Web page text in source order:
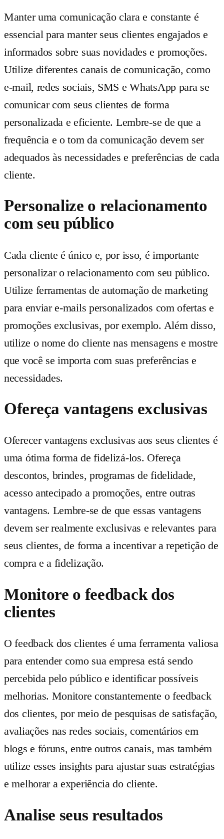
Manter uma comunicação clara e constante é
essencial para manter seus clientes engajados e
informados sobre suas novidades e promoções.
Utilize diferentes canais de comunicação, como
e-mail, redes sociais, SMS e WhatsApp para se
comunicar com seus clientes de forma
personalizada e eficiente. Lembre-se de que a
frequência e o tom da comunicação devem ser
adequados às necessidades e preferências de cada
cliente.
Personalize o relacionamento
com seu público
Cada cliente é único e, por isso, é importante
personalizar o relacionamento com seu público.
Utilize ferramentas de automação de marketing
para enviar e-mails personalizados com ofertas e
promoções exclusivas, por exemplo. Além disso,
utilize o nome do cliente nas mensagens e mostre
que você se importa com suas preferências e
necessidades.
Ofereça vantagens exclusivas
Oferecer vantagens exclusivas aos seus clientes é
uma ótima forma de fidelizá-los. Ofereça
descontos, brindes, programas de fidelidade,
acesso antecipado a promoções, entre outras
vantagens. Lembre-se de que essas vantagens
devem ser realmente exclusivas e relevantes para
seus clientes, de forma a incentivar a repetição de
compra e a fidelização.
Monitore o feedback dos
clientes
O feedback dos clientes é uma ferramenta valiosa
para entender como sua empresa está sendo
percebida pelo público e identificar possíveis
melhorias. Monitore constantemente o feedback
dos clientes, por meio de pesquisas de satisfação,
avaliações nas redes sociais, comentários em
blogs e fóruns, entre outros canais, mas também
utilize esses insights para ajustar suas estratégias
e melhorar a experiência do cliente.
Analise seus resultados